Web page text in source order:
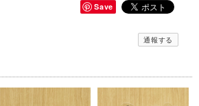
Save
通報する